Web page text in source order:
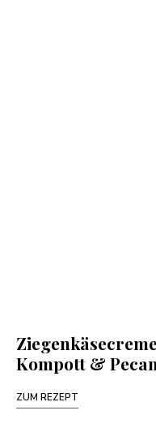
Kompott &
ZUM REZEPT